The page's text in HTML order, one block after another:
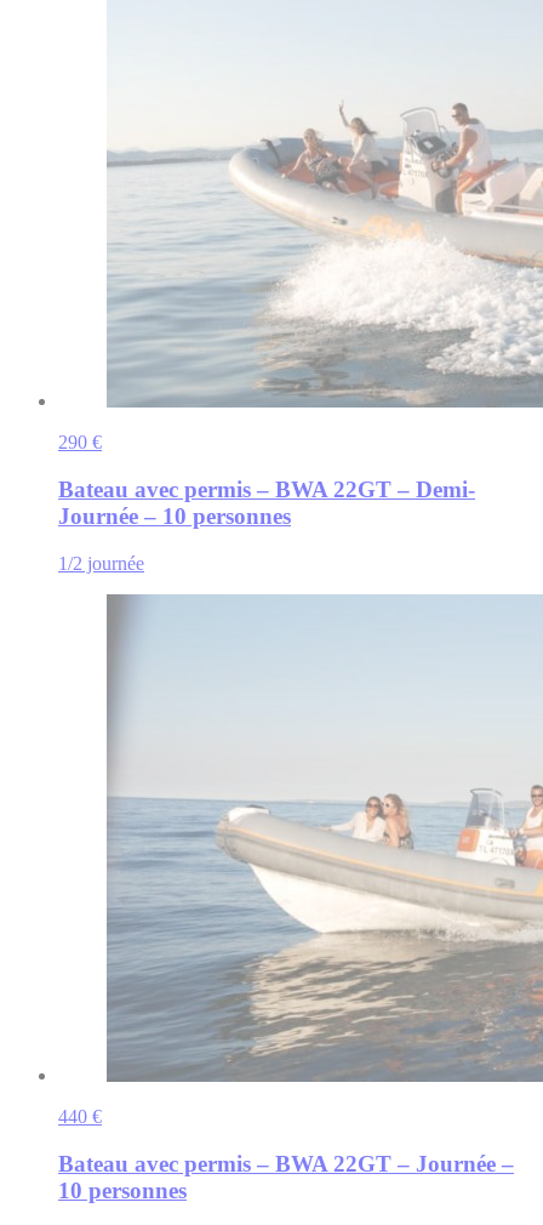
290 €
Bateau avec permis – BWA 22GT – Demi-
Journée – 10 personnes
1/2 journée
440 €
Bateau avec permis – BWA 22GT – Journée –
10 personnes